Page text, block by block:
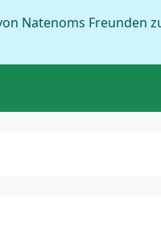
Natenoms Freunden